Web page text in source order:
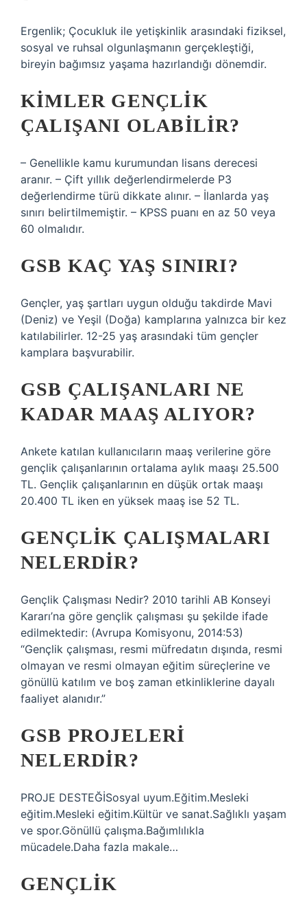
Ergenlik; Çocukluk ile yetişkinlik arasındaki fiziksel,
sosyal ve ruhsal olgunlaşmanın gerçekleştiği,
bireyin bağımsız yaşama hazırlandığı dönemdir.
KIMLER GENÇLIK
ÇALIŞANI OLABILIR?
– Genellikle kamu kurumundan lisans derecesi
aranır. – Çift yıllık değerlendirmelerde P3
değerlendirme türü dikkate alınır. – İlanlarda yaş
sınırı belirtilmemiştir. – KPSS puanı en az 50 veya
60 olmalıdır.
GSB KAÇ YAŞ SINIRI?
Gençler, yaş şartları uygun olduğu takdirde Mavi
(Deniz) ve Yeşil (Doğa) kamplarına yalnızca bir kez
katılabilirler. 12-25 yaş arasındaki tüm gençler
kamplara başvurabilir.
GSB ÇALIŞANLARI NE
KADAR MAAŞ ALIYOR?
Ankete katılan kullanıcıların maaş verilerine göre
gençlik çalışanlarının ortalama aylık maaşı 25.500
TL. Gençlik çalışanlarının en düşük ortak maaşı
20.400 TL iken en yüksek maaş ise 52 TL.
GENÇLIK ÇALIŞMALARI
NELERDIR?
Gençlik Çalışması Nedir? 2010 tarihli AB Konseyi
Kararı’na göre gençlik çalışması şu şekilde ifade
edilmektedir: (Avrupa Komisyonu, 2014:53)
“Gençlik çalışması, resmi müfredatın dışında, resmi
olmayan ve resmi olmayan eğitim süreçlerine ve
gönüllü katılım ve boş zaman etkinliklerine dayalı
faaliyet alanıdır.”
GSB PROJELERI
NELERDIR?
PROJE DESTEĞİSosyal uyum.Eğitim.Mesleki
eğitim.Mesleki eğitim.Kültür ve sanat.Sağlıklı yaşam
ve spor.Gönüllü çalışma.Bağımlılıkla
mücadele.Daha fazla makale…
GENÇLIK